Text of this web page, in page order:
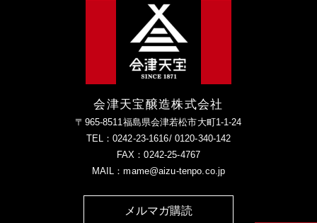
会津天宝醸造株式会社
〒965-8511福島県会津若松市大町1-1-24
TEL：0242-23-1616/ 0120-340-142
FAX：0242-25-4767
MAIL：mame@aizu-tenpo.co.jp
メルマガ購読